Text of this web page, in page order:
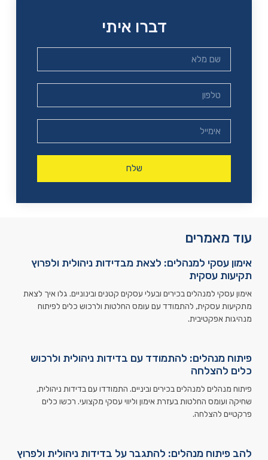
דברו איתי
שלח
עוד מאמרים
אימון עסקי למנהלים: לצאת מבדידות ניהולית ולפרוץ
תקיעות עסקית
אימון עסקי למנהלים בכירים ובעלי עסקים קטנים ובינוניים. גלו איך לצאת
מתקיעות עסקית, להתמודד עם עומס החלטות ולרכוש כלים לפיתוח
מנהיגות אפקטיבית.
פיתוח מנהלים: להתמודד עם בדידות ניהולית ולרכוש
כלים להצלחה
פיתוח מנהלים למנהלים בכירים וביניים. התמודדו עם בדידות ניהולית,
שחיקה ועומס החלטות בעזרת אימון וליווי עסקי מקצועי. רכשו כלים
פרקטיים להצלחה.
להב פיתוח מנהלים: להתגבר על בדידות ניהולית ולפרוץ